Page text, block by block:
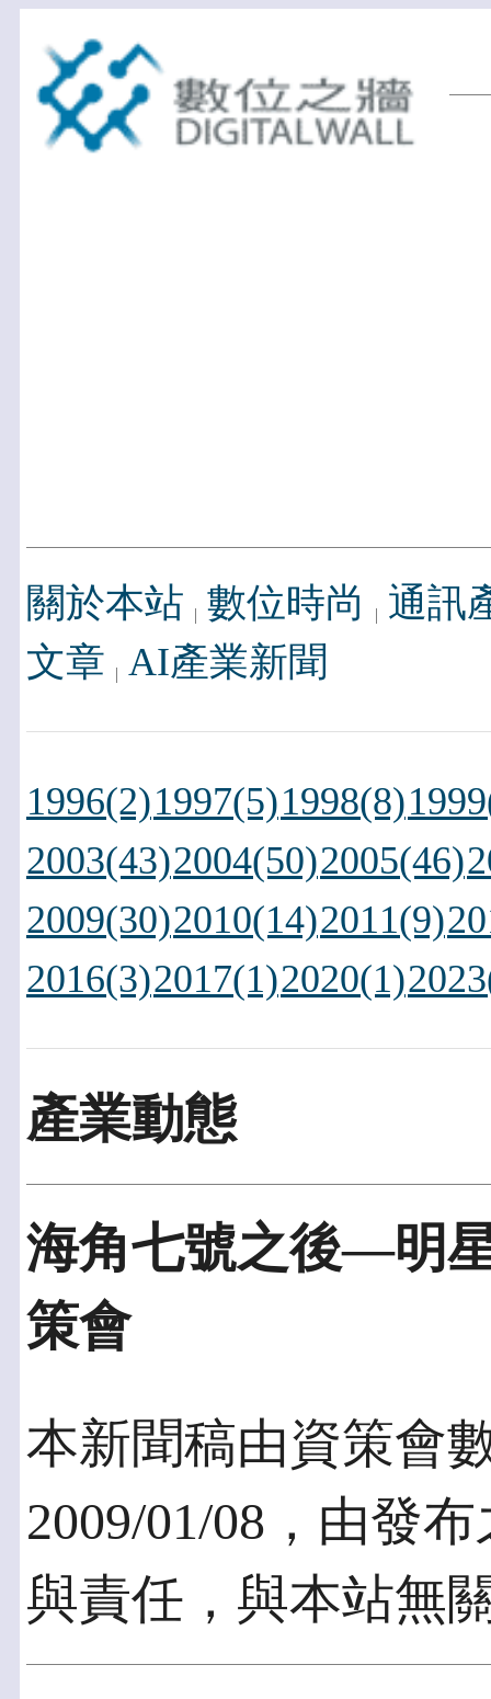
關於本站 數位時尚
通訊
文章 AI產業新聞
1996(2)1997(5)1998(8)
2003(43)2004(50)2005(46)
2009(30)2010(14)2011(9)
2016(3)2017(1)2020(1)
產業動態
海角七號之後—明
策會
本新聞稿由資策會
2009/01/08，由發
與責任，與本站無